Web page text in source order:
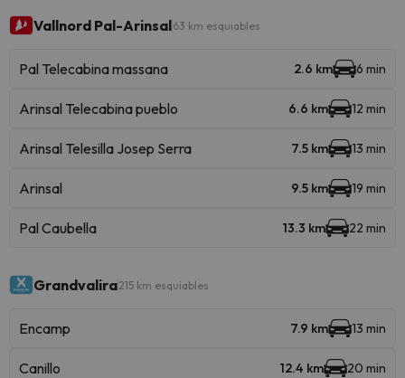
Vallnord Pal-Arinsal63 km esquiables
Pal Telecabina massana 2.6 km 6 min
Arinsal Telecabina pueblo 6.6 km 12 min
Arinsal Telesilla Josep Serra 7.5 km 13 min
Arinsal 9.5 km 19 min
Pal Caubella 13.3 km 22 min
Grandvalira215 km esquiables
Encamp 7.9 km 13 min
Canillo 12.4 km 20 min